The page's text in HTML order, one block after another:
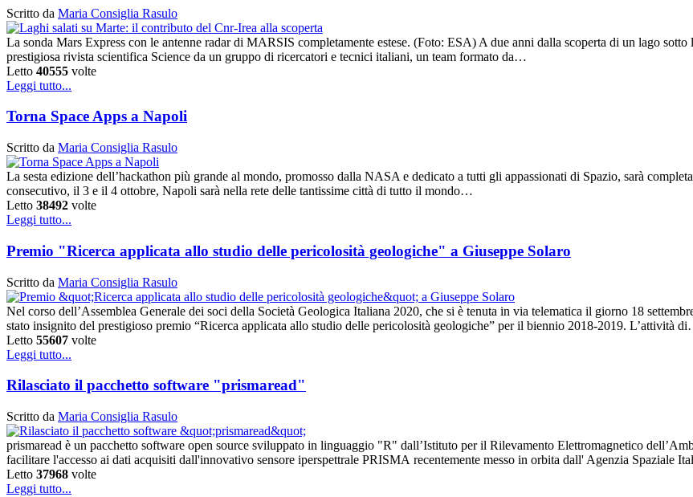
Scritto da Maria Consiglia Rasulo
La sonda Mars Express con le antenne radar di MARSIS completamente estese. (Foto: ESA) A due anni dalla scoperta di un lago
prestigiosa rivista scientifica Science da un gruppo di ricercatori e tecnici italiani, un team formato da…
Letto 40555 volte
Leggi tutto...
Torna Space Apps a Napoli
Scritto da Maria Consiglia Rasulo
La sesta edizione dell’hackathon più grande al mondo, promosso dalla NASA e dedicato a tutti gli appassionati di Spazio, sarà
consecutivo, il 3 e il 4 ottobre, Napoli sarà nella rete delle tantissime città di tutto il mondo…
Letto 38492 volte
Leggi tutto...
Premio "Ricerca applicata allo studio delle pericolosità geologiche" a Giuseppe Solaro
Scritto da Maria Consiglia Rasulo
Nel corso dell’Assemblea Generale dei soci della Società Geologica Italiana 2020, che si è tenuta in via telematica il giorno 18
stato insignito del prestigioso premio “Ricerca applicata allo studio delle pericolosità geologiche” per il biennio 2018-2019. L’attività
Letto 55607 volte
Leggi tutto...
Rilasciato il pacchetto software "prismaread"
Scritto da Maria Consiglia Rasulo
prismaread è un pacchetto software open source sviluppato in linguaggio "R" dall’Istituto per il Rilevamento Elettromagnetico
facilitare l'accesso ai dati acquisiti dall'innovativo sensore iperspettrale PRISMA recentemente messo in orbita dall' Agenzia Spaziale
Letto 37968 volte
Leggi tutto...